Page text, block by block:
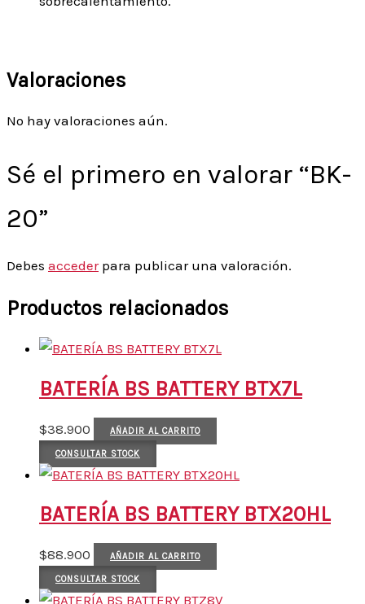
Valoraciones
No hay valoraciones aún.
Sé el primero en valorar “BK-
20”
Debes accederpara publicar una valoración.
Productos relacionados
BATERÍA BS BATTERY BTX7L
$38.900 AÑADIR AL CARRITO
CONSULTAR STOCK
BATERÍA BS BATTERY BTX20HL
$88.900 AÑADIR AL CARRITO
CONSULTAR STOCK